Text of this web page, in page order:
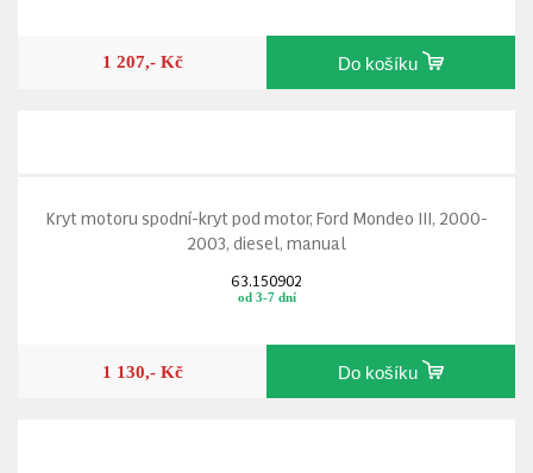
1 207,- Kč Do košíku
Kryt motoru spodní-kryt pod motor, Ford Mondeo III, 2000-
2003, diesel, manual
63.150902
od 3-7 dní
1 130,- Kč Do košíku